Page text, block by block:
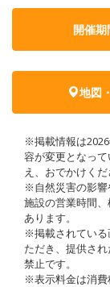
開催期
地図
※掲載情報は
容が変更となっ
え、おでかけくだ
※自然災害の影響
施設の営業時間
あります。
※掲載されている
ただき、提供さ
禁止です。
※表示料金は消費